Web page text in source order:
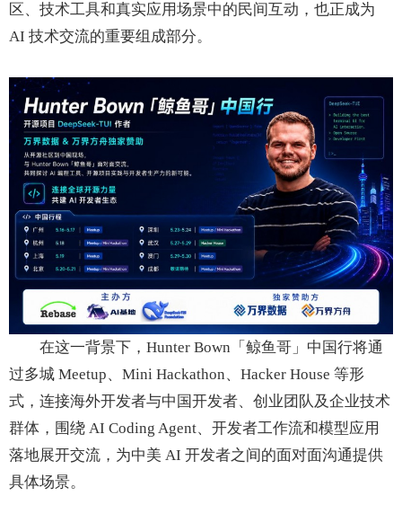
区、技术工具和真实应用场景中的民间互动，也正成为
AI 技术交流的重要组成部分。
在这一背景下，Hunter Bown「鲸鱼哥」中国行将通
过多城 Meetup、Mini Hackathon、Hacker House 等形
式，连接海外开发者与中国开发者、创业团队及企业技术
群体，围绕 AI Coding Agent、开发者工作流和模型应用
落地展开交流，为中美 AI 开发者之间的面对面沟通提供
具体场景。